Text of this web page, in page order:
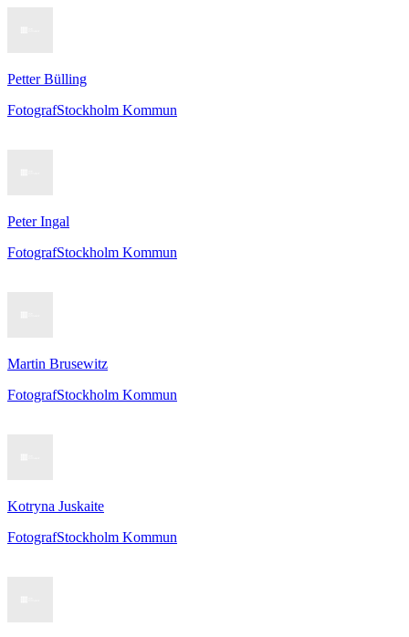
Petter Bülling
FotografStockholm Kommun
Peter Ingal
FotografStockholm Kommun
Martin Brusewitz
FotografStockholm Kommun
Kotryna Juskaite
FotografStockholm Kommun